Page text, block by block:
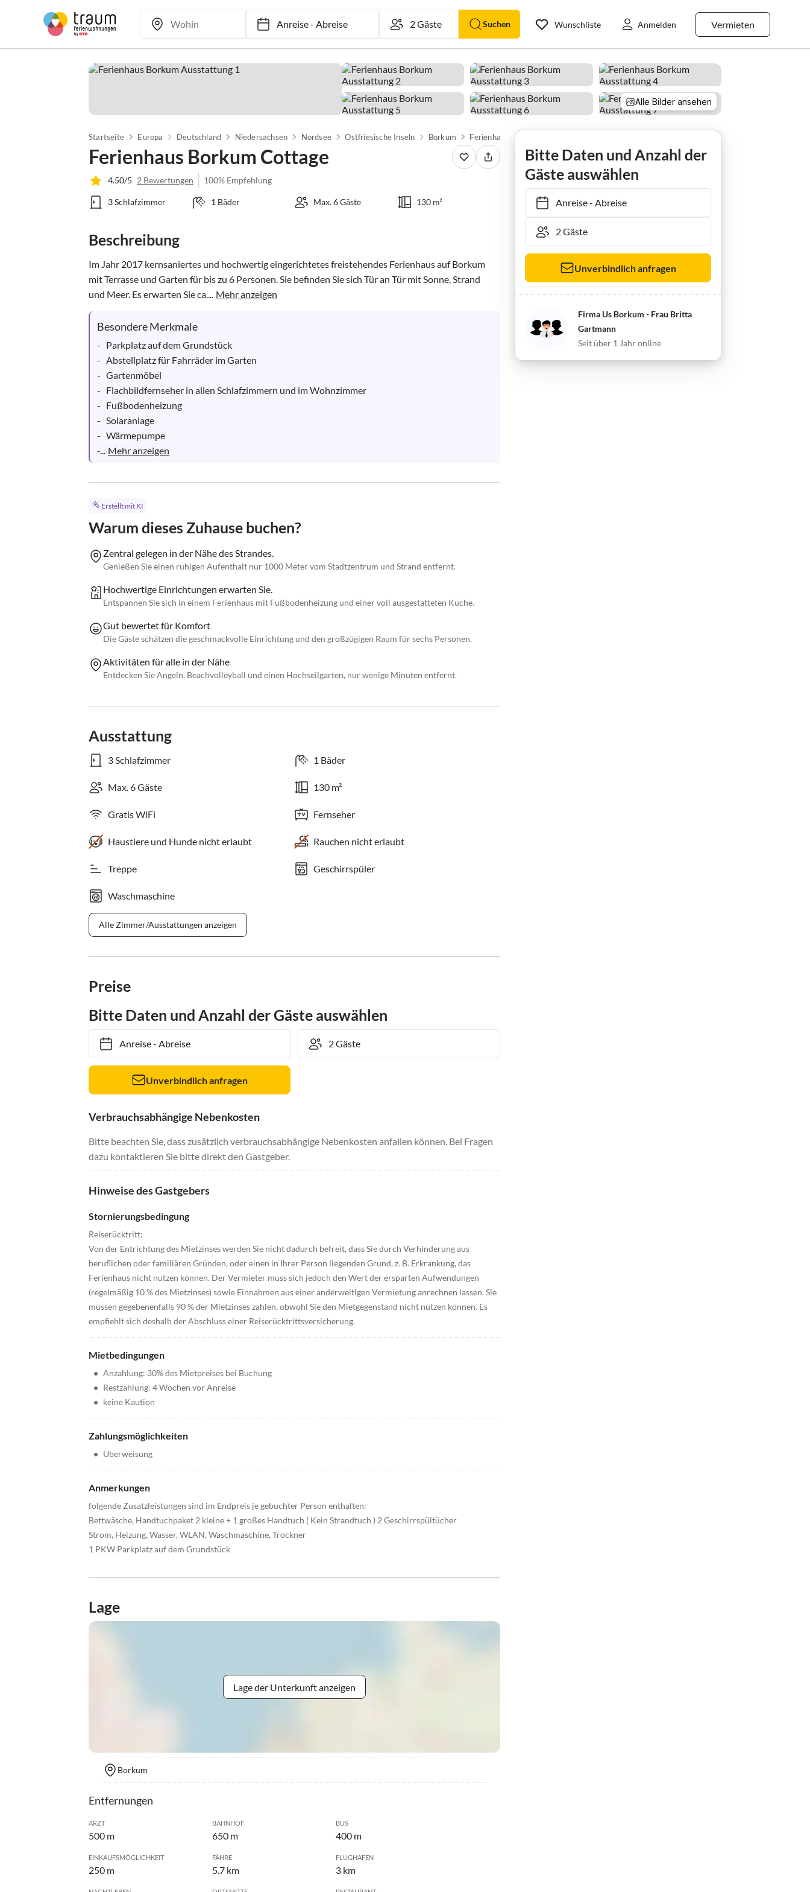
Anreise-Abreise Suchen Vermieten
Wunschliste Anmelden
Alle Bilder ansehen
Startseite Europa Deutschland Niedersachsen Nordsee Ostfriesische Inseln Borkum Ferienhaus Borkum Cottage
Ferienhaus Borkum Cottage
4.50/5 2 Bewertungen 100% Empfehlung
3 Schlafzimmer 1 Bäder Max. 6 Gäste 130 m²
Beschreibung
Im Jahr 2017 kernsaniertes und hochwertig eingerichtetes freistehendes Ferienhaus auf Borkum
mit Terrasse und Garten für bis zu 6 Personen. Sie befinden Sie sich Tür an Tür mit Sonne, Strand
und Meer. Es erwarten Sie ca.... Mehr anzeigen
Besondere Merkmale
-   Parkplatz auf dem Grundstück
-   Abstellplatz für Fahrräder im Garten
-   Gartenmöbel
-   Flachbildfernseher in allen Schlafzimmern und im Wohnzimmer
-   Fußbodenheizung
-   Solaranlage
-   Wärmepumpe
-... Mehr anzeigen
Erstellt mit KI
Warum dieses Zuhause buchen?
Zentral gelegen in der Nähe des Strandes.
Genießen Sie einen ruhigen Aufenthalt nur 1000 Meter vom Stadtzentrum und Strand entfernt.
Hochwertige Einrichtungen erwarten Sie.
Entspannen Sie sich in einem Ferienhaus mit Fußbodenheizung und einer voll ausgestatteten Küche.
Gut bewertet für Komfort
Die Gäste schätzen die geschmackvolle Einrichtung und den großzügigen Raum für sechs Personen.
Aktivitäten für alle in der Nähe
Entdecken Sie Angeln, Beachvolleyball und einen Hochseilgarten, nur wenige Minuten entfernt.
Ausstattung
3 Schlafzimmer 1 Bäder
Max. 6 Gäste 130 m²
Gratis WiFi Fernseher
Haustiere und Hunde nicht erlaubt Rauchen nicht erlaubt
Treppe Geschirrspüler
Waschmaschine
Alle Zimmer/Ausstattungen anzeigen
Preise
Bitte Daten und Anzahl der Gäste auswählen
Anreise- Abreise
Unverbindlich anfragen
Verbrauchsabhängige Nebenkosten
Bitte beachten Sie, dass zusätzlich verbrauchsabhängige Nebenkosten anfallen können. Bei Fragen
dazu kontaktieren Sie bitte direkt den Gastgeber.
Hinweise des Gastgebers
Stornierungsbedingung
Reiserücktritt:
Von der Entrichtung des Mietzinses werden Sie nicht dadurch befreit, dass Sie durch Verhinderung aus
beruflichen oder familiären Gründen, oder einen in Ihrer Person liegenden Grund, z. B. Erkrankung, das
Ferienhaus nicht nutzen können. Der Vermieter muss sich jedoch den Wert der ersparten Aufwendungen
(regelmäßig 10 % des Mietzinses) sowie Einnahmen aus einer anderweitigen Vermietung anrechnen lassen. Sie
müssen gegebenenfalls 90 % der Mietzinses zahlen, obwohl Sie den Mietgegenstand nicht nutzen können. Es
empfiehlt sich deshalb der Abschluss einer Reiserücktrittsversicherung.
Mietbedingungen
• Anzahlung: 30% des Mietpreises bei Buchung
• Restzahlung: 4 Wochen vor Anreise
• keine Kaution
Zahlungsmöglichkeiten
• Überweisung
Anmerkungen
folgende Zusatzleistungen sind im Endpreis je gebuchter Person enthalten:
Bettwäsche, Handtuchpaket 2 kleine + 1 großes Handtuch ( Kein Strandtuch ) 2 Geschirrspültücher
Strom, Heizung, Wasser, WLAN, Waschmaschine, Trockner
1 PKW Parkplatz auf dem Grundstück
Lage
Lage der Unterkunft anzeigen
Borkum
Entfernungen
ARZT
500 m
BAHNHOF
650 m
BUS
400 m
EINKAUFSMÖGLICHKEIT
250 m
FÄHRE
5.7 km
FLUGHAFEN
3 km
Bitte Daten und Anzahl der
Gäste auswählen
Anreise- Abreise
Unverbindlich anfragen
Firma Us Borkum - Frau Britta
Gartmann
Seit über 1 Jahr online